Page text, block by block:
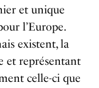
et unique
l’Europe.
existent, la
et représentant
celle-ci que